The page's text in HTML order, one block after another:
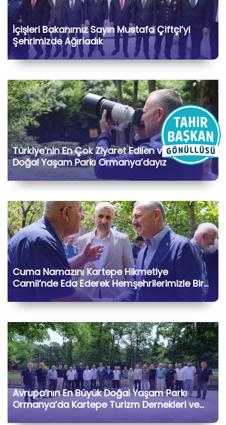
İçişleri Bakanımız Sayın Mustafa Çiftçi’yi
Şehrimizde Ağırladık
Türkiye’nin En Çok Ziyaret Edilen ve Korunan
Doğal Yaşam Parkı Ormanya’dayız
Cuma Namazını Kartepe Hikmetiye
Camii’nde Eda Ederek Hemşehrilerimizle Bir
Araya Geldik
Avrupa’nın En Büyük Doğal Yaşam Parkı
Ormanya’da Kartepe Turizm Dernekleri ve
Bölge İşletmecileriyle Bir Araya Geldik